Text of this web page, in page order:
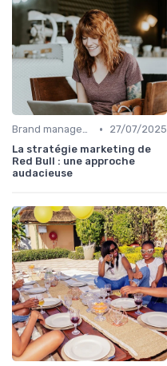
Brand management & branding •
27/07/2025
La stratégie marketing de
Red Bull : une approche
audacieuse